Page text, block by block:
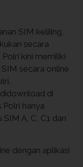
SIM keliling,
secara
kini memiliki
secara online
di
Polri hanya
A, C, C1 dan
dengan aplikasi